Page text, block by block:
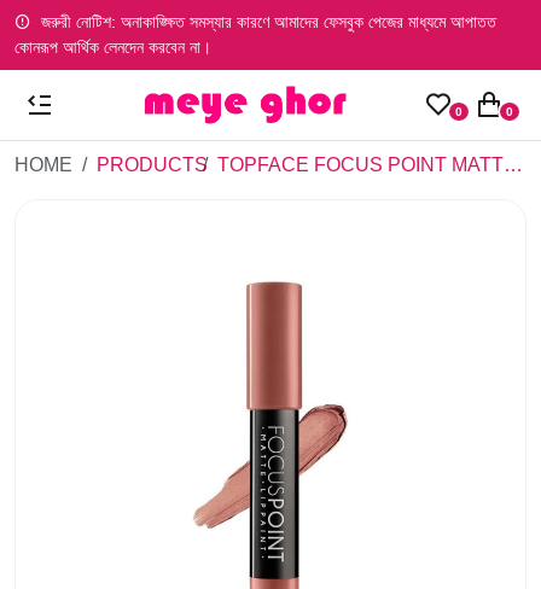
জরুরী নোটিশ: অনাকাঙ্ক্ষিত সমস্যার কারণে আমাদের ফেসবুক পেজের মাধ্যমে আপাতত
কোনরূপ আর্থিক লেনদেন করবেন না।
0 0
HOME PRODUCTS TOPFACE FOCUS POINT MATTE LIP PAINT-14 (3.5ML)